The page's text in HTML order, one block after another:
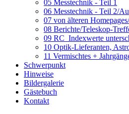
05 Messtechnik - Teil 1
06 Messtechnik - Teil 2/
07 von älteren
08 Berichte/Teleskop-
09 RC_Indexwerte
10 Optik-Lieferanten,
11 Vermischtes +
Schwerpunkt
Hinweise
Bildergalerie
Gästebuch
Kontakt